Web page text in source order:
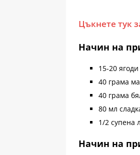
Цъкнете тук
Начин на
15-20
40 грама
40 грама
80 мл
1/2 супена
Начин на